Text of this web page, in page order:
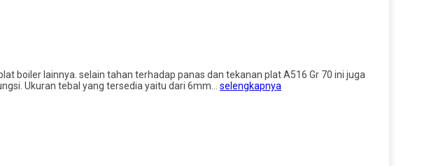
boiler lainnya. selain tahan terhadap panas dan tekanan plat A516 Gr 70 ini juga
Ukuran tebal yang tersedia yaitu dari 6mm… selengkapnya